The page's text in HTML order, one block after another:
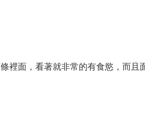
裡面，看著就非常的有食慾，而